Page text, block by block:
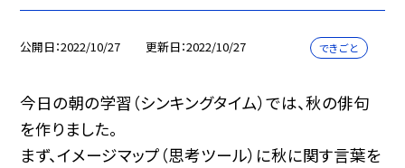
公開日 2022/10/27 更新日 2022/10/27 できごと
今日の朝の学習（シンキングタイム）では、秋の俳句
を作りました。
まず、イメージマップ（思考ツール）に秋に関す言葉を